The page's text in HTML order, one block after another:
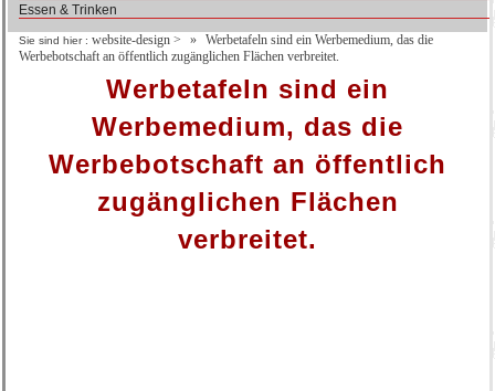
Essen & Trinken
Sie sind hier : website-design >
Werbetafeln sind ein Werbemedium, das die
Werbebotschaft an öffentlich zugänglichen Flächen verbreitet.
Werbetafeln sind ein
Werbemedium, das die
Werbebotschaft an öffentlich
zugänglichen Flächen
verbreitet.